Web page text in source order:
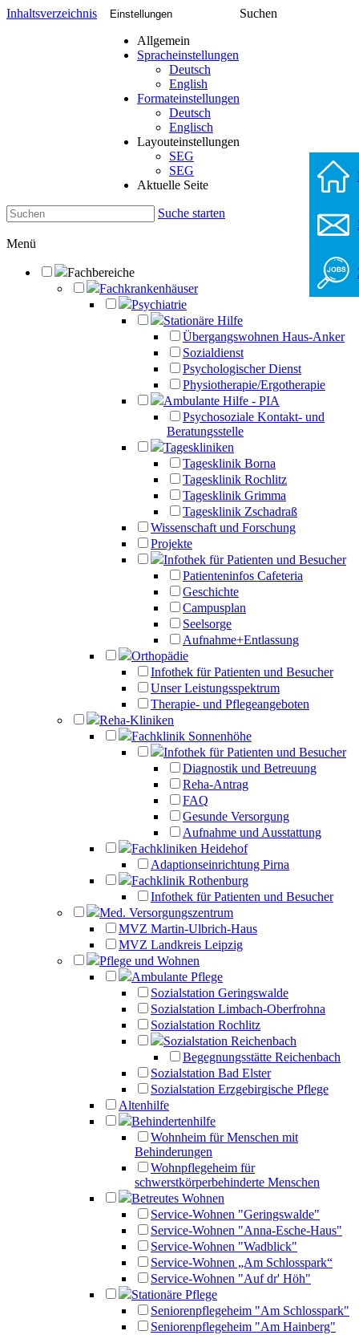
Inhaltsverzeichnis Einstellungen
Allgemein
Spracheinstellungen
Deutsch
English
Formateinstellungen
Deutsch
Englisch
Layouteinstellungen
SEG
SEG
Aktuelle Seite
Suchen
Suche starten
Menü
Fachbereiche
Fachkrankenhäuser
Psychiatrie
Stationäre Hilfe
Übergangswohnen Haus-Anker
Sozialdienst
Psychologischer Dienst
Physiotherapie/Ergotherapie
Ambulante Hilfe - PIA
Psychosoziale Kontakt- und
Beratungsstelle
Tageskliniken
Tagesklinik Borna
Tagesklinik Rochlitz
Tagesklinik Grimma
Tagesklinik Zschadraß
Wissenschaft und Forschung
Projekte
Infothek für Patienten und Besucher
Patienteninfos Cafeteria
Geschichte
Campusplan
Seelsorge
Aufnahme+Entlassung
Orthopädie
Infothek für Patienten und Besucher
Unser Leistungsspektrum
Therapie- und Pflegeangeboten
Reha-Kliniken
Fachklinik Sonnenhöhe
Infothek für Patienten und Besucher
Diagnostik und Betreuung
Reha-Antrag
FAQ
Gesunde Versorgung
Aufnahme und Ausstattung
Fachkliniken Heidehof
Adaptionseinrichtung Pirna
Fachklinik Rothenburg
Infothek für Patienten und Besucher
Med. Versorgungszentrum
MVZ Martin-Ulbrich-Haus
MVZ Landkreis Leipzig
Pflege und Wohnen
Ambulante Pflege
Sozialstation Geringswalde
Sozialstation Limbach-Oberfrohna
Sozialstation Rochlitz
Sozialstation Reichenbach
Begegnungsstätte Reichenbach
Sozialstation Bad Elster
Sozialstation Erzgebirgische Pflege
Altenhilfe
Behindertenhilfe
Wohnheim für Menschen mit
Behinderungen
Wohnpflegeheim für
schwerstkörperbehinderte Menschen
Betreutes Wohnen
Service-Wohnen "Geringswalde"
Service-Wohnen "Anna-Esche-Haus"
Service-Wohnen "Wadblick"
Service-Wohnen „Am Schlosspark“
Service-Wohnen "Auf dr' Höh"
Stationäre Pflege
Seniorenpflegeheim "Am Schlosspark"
Seniorenpflegeheim "Am Hainberg"